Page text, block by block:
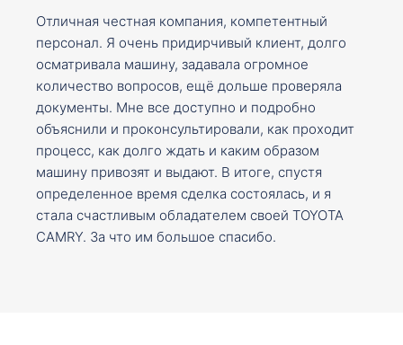
Отличная честная компания, компетентный
персонал. Я очень придирчивый клиент, долго
осматривала машину, задавала огромное
количество вопросов, ещё дольше проверяла
документы. Мне все доступно и подробно
объяснили и проконсультировали, как проходит
процесс, как долго ждать и каким образом
машину привозят и выдают. В итоге, спустя
определенное время сделка состоялась, и я
стала счастливым обладателем своей TOYOTA
CAMRY. За что им большое спасибо.